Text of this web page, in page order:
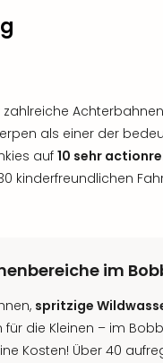
als einer der
auf 10 sehr
kinderfreundlichen
im
spritzige
für die Kleinen – im
Kosten! Über 40